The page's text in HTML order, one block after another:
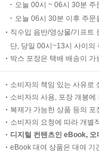
오늘 00시 ~ 06시 30분
오늘 06시 30분 이후 주
직수입 음반/영상물/기프트
단, 당일 00시~13시 사이의
박스 포장은 택배 배송이
소비자의 책임 있는 사유로
소비자의 사용, 포장 개봉
복제가 가능한 상품 등의
소비자의 요청에 따라 개별
디지털 컨텐츠인 eBook,
eBook 대여 상품은 대여 기